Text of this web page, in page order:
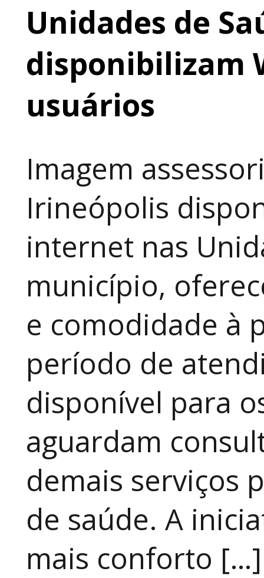
Unidades de
disponibilizam
usuários
Imagem
Irineópolis
internet nas
município,
e comodidade à
período de
disponível para
aguardam
demais serviços
de saúde. A
mais conforto […]